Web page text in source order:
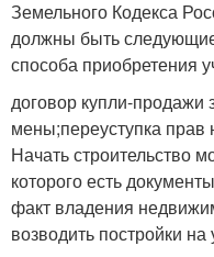
Строительства на
дачном участке
Земельного Кодекса
должны быть
способа приобретения
договор купли-продажи
мены;переуступка прав
Начать строительство
которого есть
факт владения
возводить постройки на